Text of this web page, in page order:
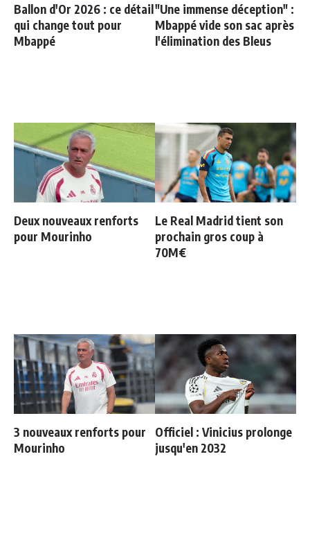
Ballon d'Or 2026 : ce détail
qui change tout pour
Mbappé
"Une immense déception" :
Mbappé vide son sac après
l'élimination des Bleus
Deux nouveaux renforts
pour Mourinho
Le Real Madrid tient son
prochain gros coup à
70M€
3 nouveaux renforts pour
Mourinho
Officiel : Vinicius prolonge
jusqu'en 2032